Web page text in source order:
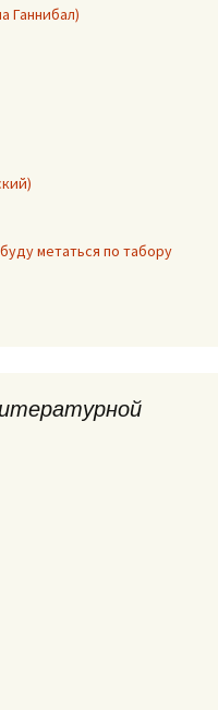
Ганнибал)
метаться по табору